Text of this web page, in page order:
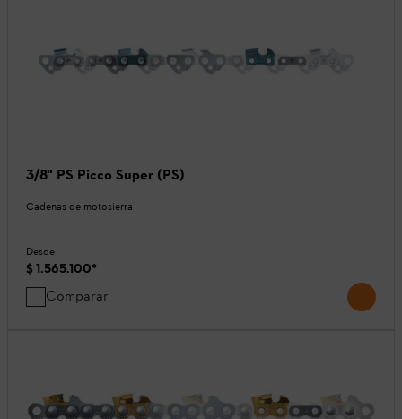
3/8" PS Picco Super (PS)
Cadenas de motosierra
Desde
$ 1.565.100*
Comparar